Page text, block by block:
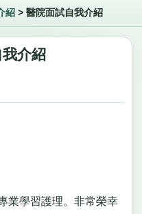
紹> 醫院面試自我介紹
介紹
學習護理。非常榮幸